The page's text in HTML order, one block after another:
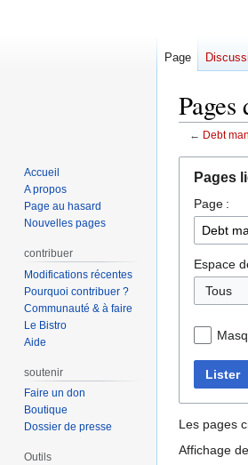
← Debt
navigation
recherche
Pages
Page :
Espace
Tous
Lister
Les pages
Affichage
Page
Accueil
A propos
Page au hasard
Nouvelles pages
contribuer
Modifications récentes
Pourquoi contribuer ?
Communauté & à faire
Le Bistro
Aide
soutenir
Faire un don
Boutique
Dossier de presse
Outils